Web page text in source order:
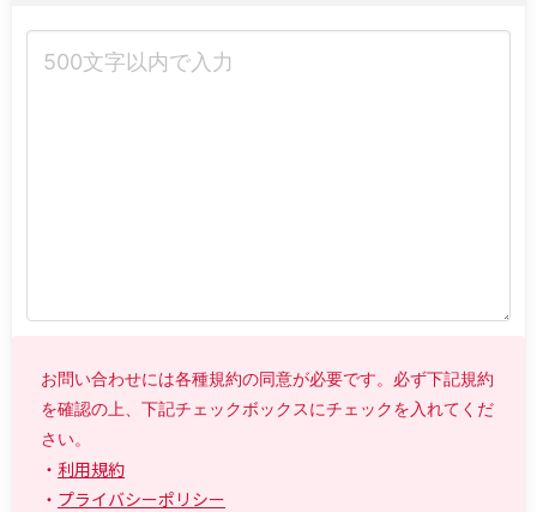
お問い合わせには各種規約の同意が必要です。必ず下記規約
を確認の上、下記チェックボックスにチェックを入れてくだ
さい。
・ 利用規約
・ プライバシーポリシー